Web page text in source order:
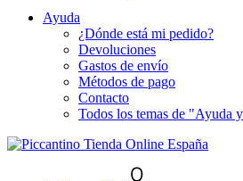
Ayuda
¿Dónde está mi pedido?
Devoluciones
Gastos de envío
Métodos de pago
Contacto
Todos los temas de "Ayuda